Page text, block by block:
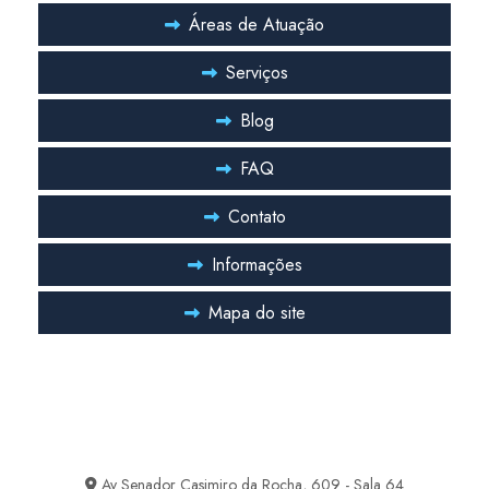
Pmoc de climatizadores
Pmoc plano de manutenção operação e controle de ar condicionado
Projeto de ar condicionado central
Áreas de Atuação
Serviços
Blog
FAQ
Contato
Informações
Mapa do site
Av Senador Casimiro da Rocha, 609 - Sala 64